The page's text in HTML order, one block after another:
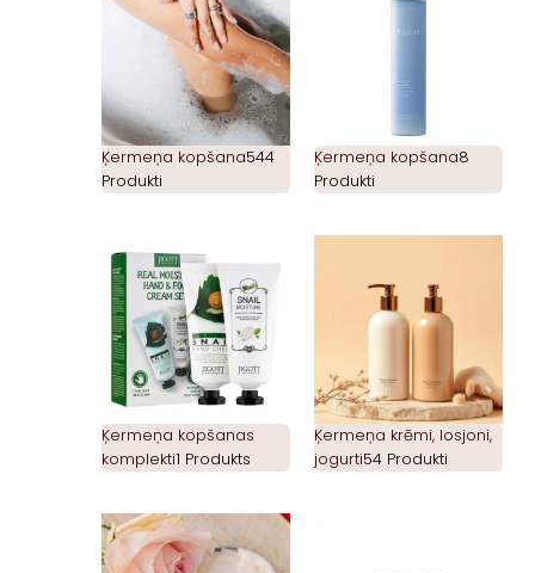
Ķermeņa kopšana544
Produkti
Ķermeņa kopšana8
Produkti
Ķermeņa kopšanas
komplekti1 Produkts
Ķermeņa krēmi, losjoni,
jogurti54 Produkti